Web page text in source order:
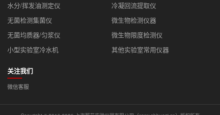
水分/挥发油测定仪
冷凝回流提取仪
无菌检测集菌仪
微生物检测仪器
无菌均质器/匀浆仪
微生物限度检测仪
小型实验室冷水机
其他实验室常用仪器
关注我们
微信客服